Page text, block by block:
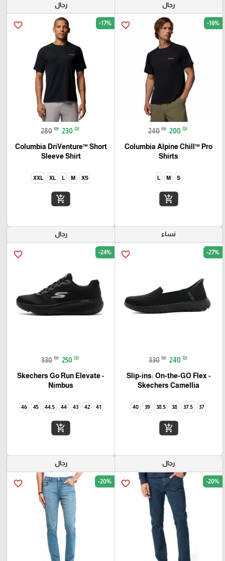
رجال
favorite_border -16%
240 ₪ 200 ₪
Columbia Alpine Chill™ Pro
Shirts
S
M
L
add_shopping_cart
رجال
favorite_border -17%
280 ₪ 230 ₪
Columbia DriVenture™ Short
Sleeve Shirt
XS
M
L
XL
XXL
add_shopping_cart
نساء
favorite_border -27%
330 ₪ 240 ₪
Slip-ins: On-the-GO Flex -
Camellia‏ Skechers
37
37.5
38
38.5
39
40
add_shopping_cart
رجال
favorite_border -24%
330 ₪ 250 ₪
Skechers Go Run Elevate -
Nimbus
41
42
43
44
44.5
45
46
add_shopping_cart
رجال
favorite_border -20%
رجال
favorite_border -20%